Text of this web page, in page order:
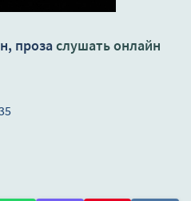
прозаслушать онлайн